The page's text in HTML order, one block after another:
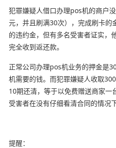
犯罪嫌疑人借口办理pos机的商户
元，并且刷满30次），完成刷卡的
的违约金，但有多名受害者证实，
完全收到返还款。
正常公司办理pos机业务的押金是
机需要的钱。而犯罪嫌疑人收取
10期还清，等于以免费赠送商家
受害者在没有仔细看清合同的情况
提醒：